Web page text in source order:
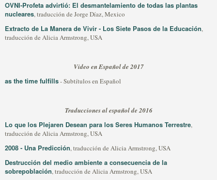
OVNI-Profeta advirtió: El desmantelamiento de todas las plantas
nucleares, traducción de Jorge Díaz, Mexico
Extracto de La Manera de Vivir - Los Siete Pasos de la Educación,
traducción de Alicia Armstrong, USA
Video en Español de 2017
as the time fulfills- Subtítulos en Español
Traducciones al español de 2016
Lo que los Plejaren Desean para los Seres Humanos Terrestre,
traducción de Alicia Armstrong, USA
2008 - Una Predicción, traducción de Alicia Armstrong, USA
Destrucción del medio ambiente a consecuencia de la
sobrepoblación, traducción de Alicia Armstrong, USA